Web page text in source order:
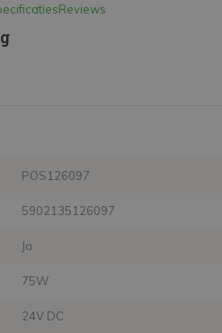
Reviews
POS126097
5902135126097
Ja
75W
24V DC